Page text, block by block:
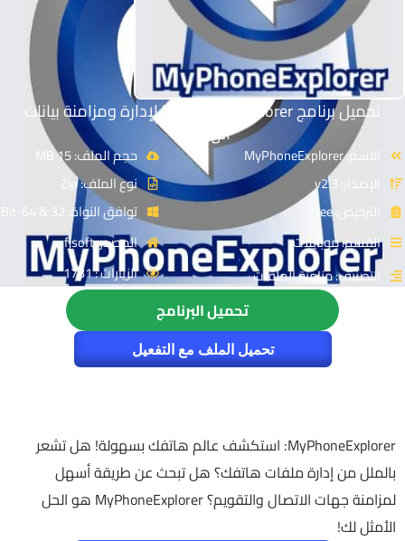
تحميل برنامج MyPhoneExplorer | لإدارة ومزامنة بيانات
الهواتف
الاسم: MyPhoneExplorer
الإصدار: v2.3
الترخيص: Free
القسم: موبايلات
التصنيف: مزامنة الملفات
حجم الملف: 15 MB
نوع الملف: Zip
توافق النواة: 32 & 64-Bit
المصدر: fjsoft
الزيارات : 1731
تحميل البرنامج
تحميل الملف مع التفعيل
MyPhoneExplorer: استكشف عالم هاتفك بسهولة! هل تشعر
بالملل من إدارة ملفات هاتفك؟ هل تبحث عن طريقة أسهل
لمزامنة جهات الاتصال والتقويم؟ MyPhoneExplorer هو الحل
الأمثل لك!